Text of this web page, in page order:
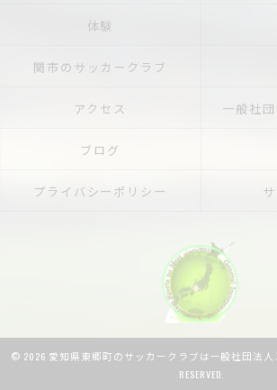
体験
関市のサッカークラブ
アクセス 一般社
ブログ
プライバシーポリシー
© 2026 愛知県東郷町のサッカークラブは一般社団法人
RESERVED.